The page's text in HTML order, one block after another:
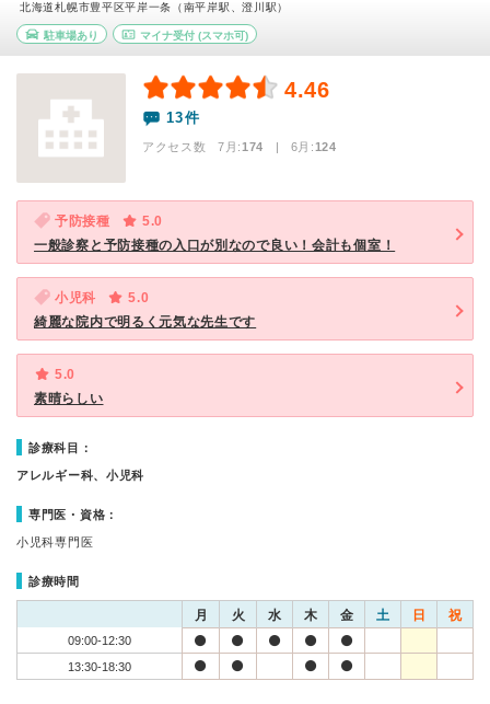
北海道札幌市豊平区平岸一条（南平岸駅、澄川駅）
駐車場あり マイナ受付(スマホ可)
4.46
13件
アクセス数 7月:174 | 6月:124
予防接種
5.0
一般診察と予防接種の入口が別なので良い！会計も個室！
小児科
5.0
綺麗な院内で明るく元気な先生です
5.0
素晴らしい
診療科目：
アレルギー科、小児科
専門医・資格：
小児科専門医
診療時間
月 火 水 木 金 土 日 祝
09:00-12:30
13:30-18:30